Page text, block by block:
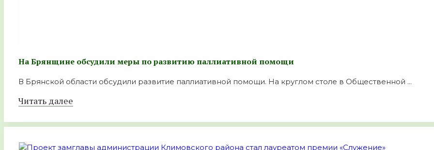
На Брянщине обсудили меры по развитию паллиативной помощи
В Брянской области обсудили развитие паллиативной помощи. На круглом столе в Общественной ...
Читать далее